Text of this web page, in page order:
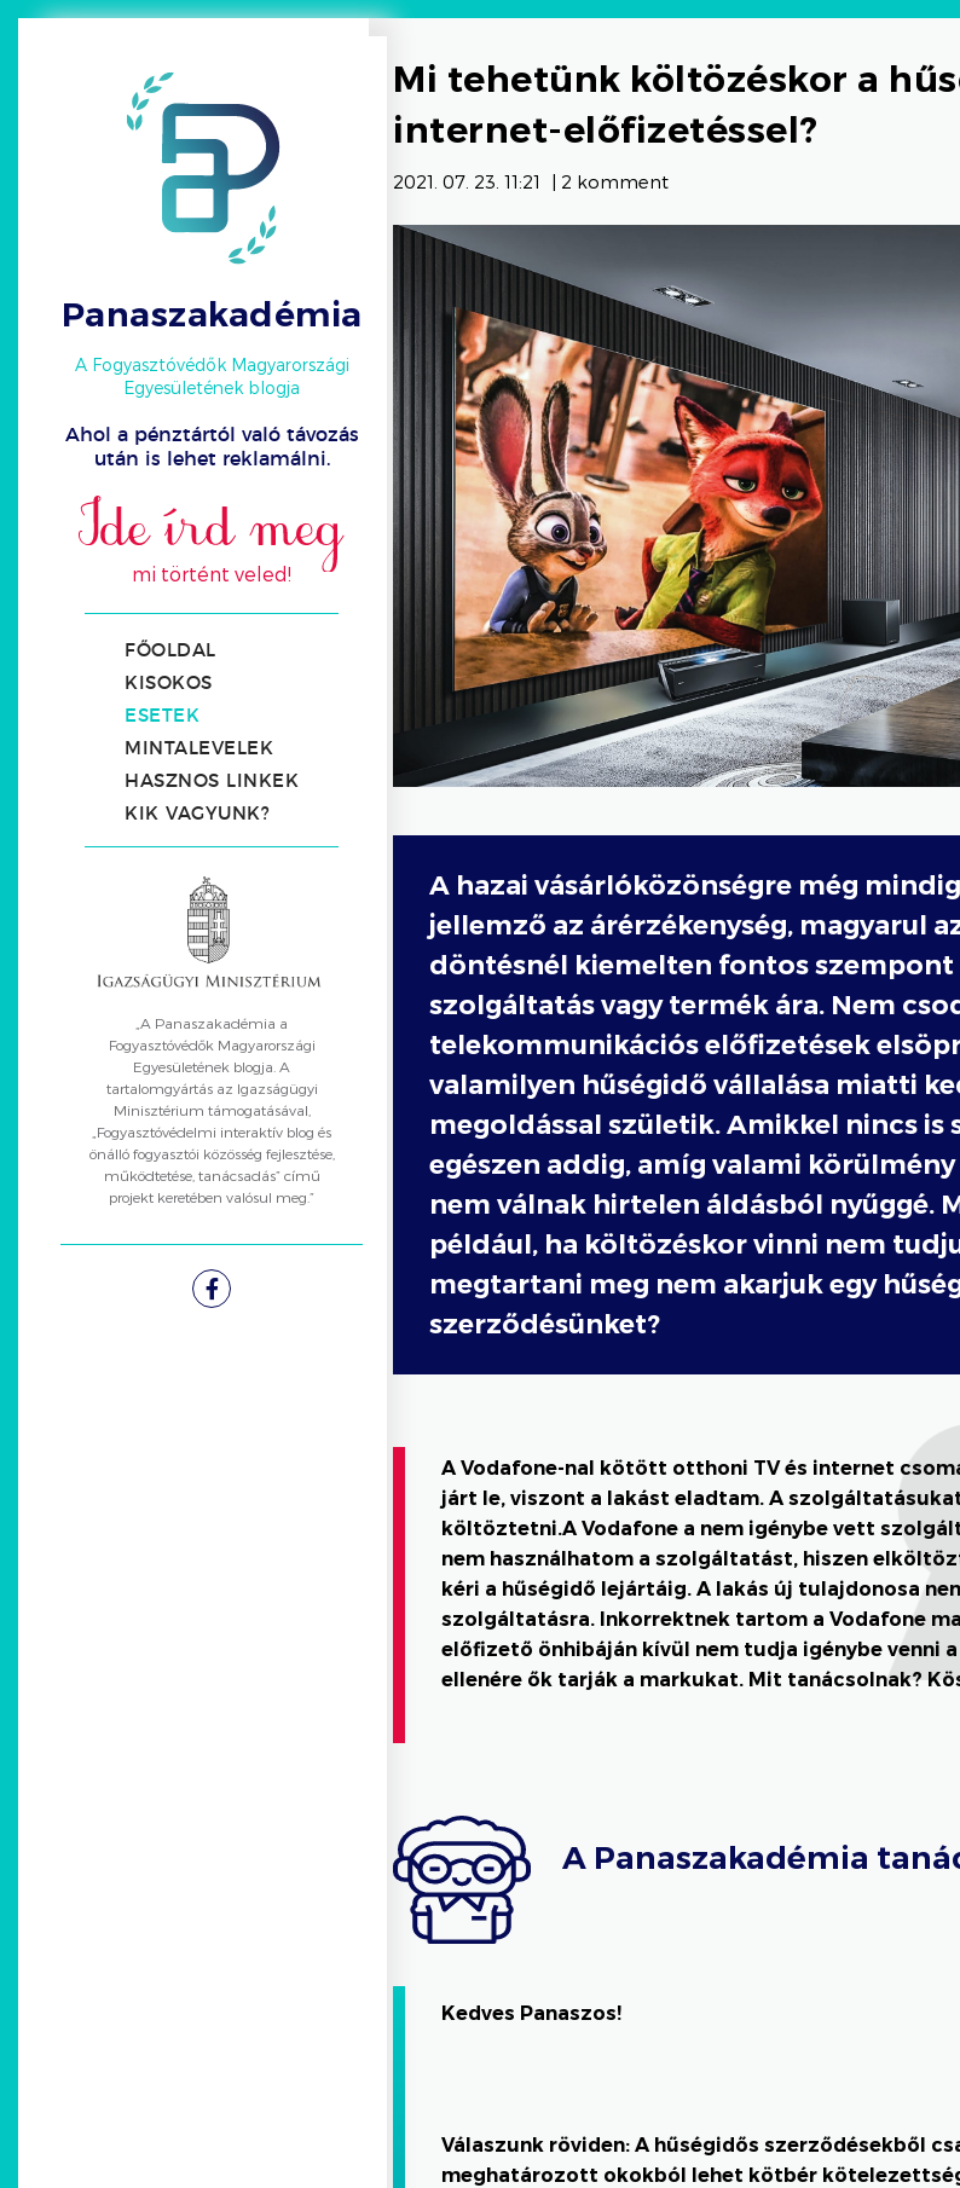
Panaszakadémia
A Fogyasztóvédők Magyarországi
Egyesületének blogja
Ahol a pénztártól való távozás
után is lehet reklamálni.
mi történt veled!
FŐOLDAL
KISOKOS
ESETEK
MINTALEVELEK
HASZNOS LINKEK
KIK VAGYUNK?
„A Panaszakadémia a
Fogyasztóvédők Magyarországi
Egyesületének blogja. A
tartalomgyártás az Igazságügyi
Minisztérium támogatásával,
„Fogyasztóvédelmi interaktív blog és
önálló fogyasztói közösség fejlesztése,
működtetése, tanácsadás” című
projekt keretében valósul meg.”
Facebook
Mi tehetünk költözéskor a
internet-előfizetéssel?
2021. 07. 23. 11:21 | 2 komment
A hazai vásárlóközönségre még
jellemző az árérzékenység, magyarul
döntésnél kiemelten fontos
szolgáltatás vagy termék ára. Nem
telekommunikációs előfizetések
valamilyen hűségidő vállalása miatti
megoldással születik. Amikkel nincs is
egészen addig, amíg valami
nem válnak hirtelen áldásból nyűggé.
például, ha költözéskor vinni nem
megtartani meg nem akarjuk egy
szerződésünket?
A Vodafone-nal kötött otthoni TV és internet
járt le, viszont a lakást eladtam. A
költöztetni.A Vodafone a nem igénybe vett
nem használhatom a szolgáltatást, hiszen
kéri a hűségidő lejártáig. A lakás új tulajdonosa
szolgáltatásra. Inkorrektnek tartom a Vodafone
előfizető önhibáján kívül nem tudja igénybe venni
ellenére ők tarják a markukat. Mit tanácsolnak?
A Panaszakadémia
Kedves Panaszos!
Válaszunk röviden: A hűségidős szerződésekből
meghatározott okokból lehet kötbér